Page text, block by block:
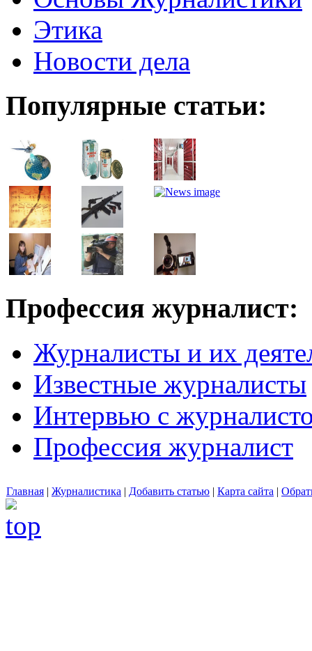
Этика
Новости дела
Популярные статьи:
Профессия журналист:
Журналисты и их
Известные журналисты
Интервью с
Профессия журналист
Главная | Журналистика | Добавить статью | Карта сайта |